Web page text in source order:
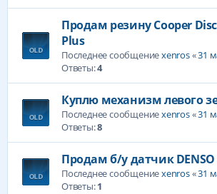
Продам резину Cooper
Plus
Последнее сообщениеxenros«31
Ответы:4
Куплю механизм левого
Последнее сообщениеxenros«31
Ответы:8
Продам б/у датчик DENSO
Последнее сообщениеxenros«31
Ответы:1